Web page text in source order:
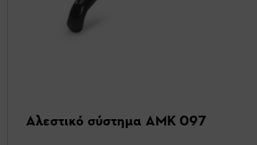
Αλεστικό σύστημα AMK 097